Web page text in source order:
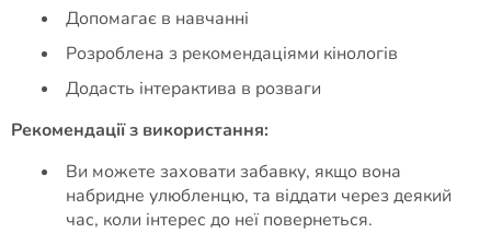
Допомагає в навчанні
Розроблена з рекомендаціями кінологів
Додасть інтерактива в розваги
Рекомендації з використання:
Ви можете заховати забавку, якщо вона
набридне улюбленцю, та віддати через деякий
час, коли інтерес до неї повернеться.